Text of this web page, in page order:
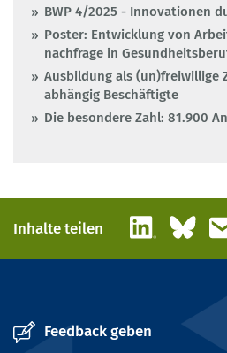
BWP 4/2025 - Innovationen
Poster: Entwicklung von
nachfrage in
Ausbildung als (un)freiwillige
abhängig Beschäftigte
Die besondere Zahl: 81.900
Inhalte teilen LinkedIn
Feedback geben